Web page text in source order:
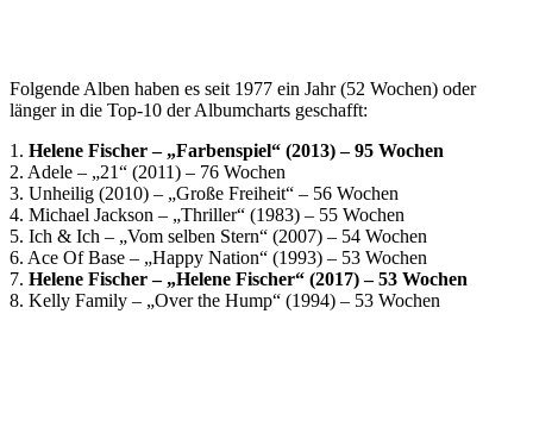
Folgende Alben haben es seit 1977 ein Jahr (52 Wochen) oder
länger in die Top-10 der Albumcharts geschafft:
1. Helene Fischer – „Farbenspiel“ (2013) – 95 Wochen
2. Adele – „21“ (2011) – 76 Wochen
3. Unheilig (2010) – „Große Freiheit“ – 56 Wochen
4. Michael Jackson – „Thriller“ (1983) – 55 Wochen
5. Ich & Ich – „Vom selben Stern“ (2007) – 54 Wochen
6. Ace Of Base – „Happy Nation“ (1993) – 53 Wochen
7. Helene Fischer – „Helene Fischer“ (2017) – 53 Wochen
8. Kelly Family – „Over the Hump“ (1994) – 53 Wochen